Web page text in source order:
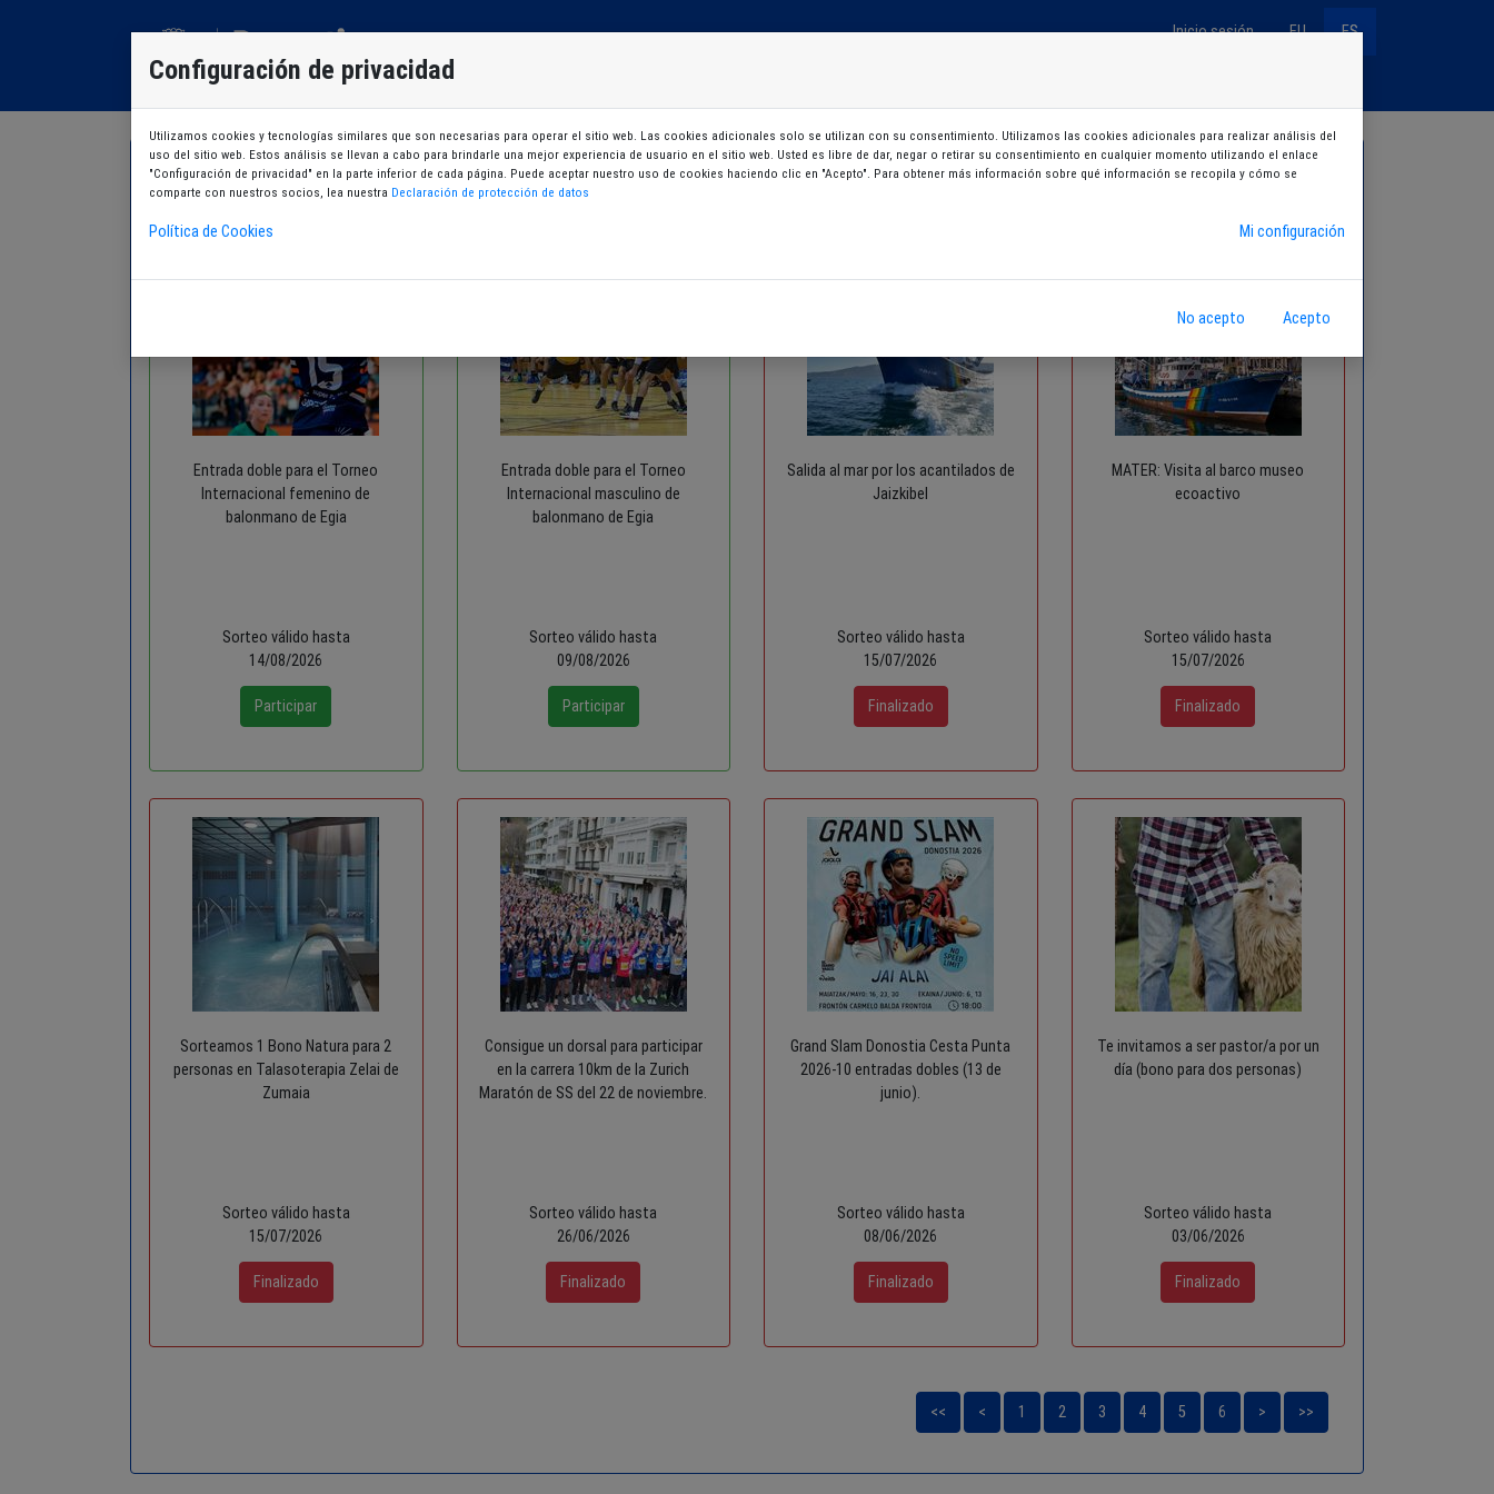
Inicio sesión EU ES
Listado de sorteos
Entrada doble para el Torneo
Internacional femenino de
balonmano de Egia
Sorteo válido hasta
14/08/2026
Entrada doble para el Torneo
Internacional masculino de
balonmano de Egia
Sorteo válido hasta
09/08/2026
Salida al mar por los acantilados de
Jaizkibel
Sorteo válido hasta
15/07/2026
MATER: Visita al barco museo
ecoactivo
Sorteo válido hasta
15/07/2026
Sorteamos 1 Bono Natura para 2
personas en Talasoterapia Zelai de
Zumaia
Sorteo válido hasta
15/07/2026
Consigue un dorsal para participar
en la carrera 10km de la Zurich
Maratón de SS del 22 de noviembre.
Sorteo válido hasta
26/06/2026
Grand Slam Donostia Cesta Punta
2026-10 entradas dobles (13 de
junio).
Sorteo válido hasta
08/06/2026
Te invitamos a ser pastor/a por un
día (bono para dos personas)
Sorteo válido hasta
03/06/2026
<< < 1 2 3 4 5 6 > >>
Configuración de privacidad
Utilizamos cookies y tecnologías similares que son necesarias para operar el sitio web. Las cookies adicionales solo se utilizan con su consentimiento. Utilizamos las cookies adicionales para realizar análisis del
uso del sitio web. Estos análisis se llevan a cabo para brindarle una mejor experiencia de usuario en el sitio web. Usted es libre de dar, negar o retirar su consentimiento en cualquier momento utilizando el enlace
"Configuración de privacidad" en la parte inferior de cada página. Puede aceptar nuestro uso de cookies haciendo clic en "Acepto". Para obtener más información sobre qué información se recopila y cómo se
comparte con nuestros socios, lea nuestra Declaración de protección de datos
Política de Cookies Mi configuración
No acepto Acepto